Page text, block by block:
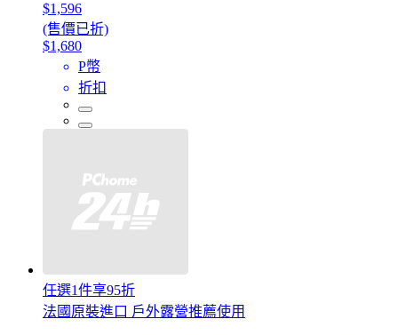
$1,596
(售價已折)
$1,680
P幣
折扣
任選1件享95折
法國原裝進口 戶外露營推薦使用